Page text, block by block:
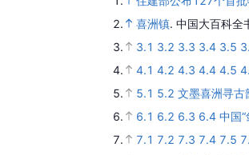
2.
喜洲镇. 中国大百科全
3.
3.1 3.2 3.3 3.4 3.5
4.
4.1 4.2 4.3 4.4 4.5
5.
5.1 5.2 文墨喜洲寻古
6.
6.1 6.2 6.3 6.4 中国
7.
7.1 7.2 7.3 7.4 7.5